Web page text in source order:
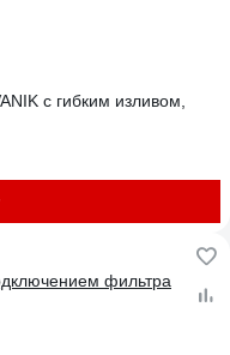
с гибким изливом,